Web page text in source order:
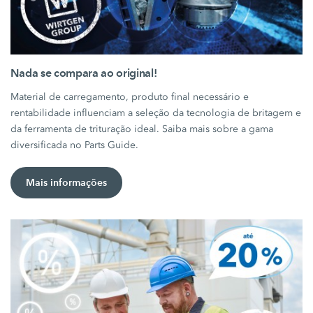
Nada se compara ao original!
Material de carregamento, produto final necessário e
rentabilidade influenciam a seleção da tecnologia de britagem e
da ferramenta de trituração ideal. Saiba mais sobre a gama
diversificada no Parts Guide.
Mais informações